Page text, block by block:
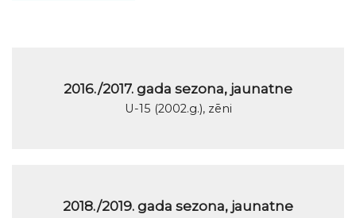
2016./2017. gada sezona, jaunatne
U-15 (2002.g.), zēni
2018./2019. gada sezona, jaunatne